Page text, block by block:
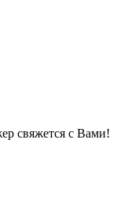
свяжется с Вами!